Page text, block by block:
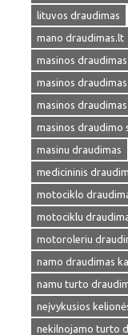
lituvos draudimas
mano draudimas.lt
masinos
masinos
masinos
masinos draudimo
masinu draudimas
medicininis
motociklo
motociklu
motoroleriu
namo draudimas
namu turto
neįvykusios
nekilnojamo turto